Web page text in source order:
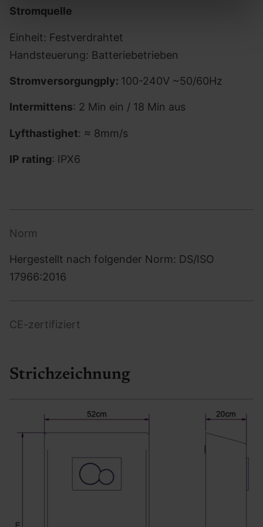
Stromquelle
Einheit: Festverdrahtet
Handsteuerung: Batteriebetrieben
Stromversorgungply: 100-240V ~50/60Hz
Intermittens: 2 Min ein / 18 Min aus
Lyfthastighet: ≈ 8mm/s
IP rating: IPX6
Norm
Hergestellt nach folgender Norm: DS/ISO
17966:2016
CE-zertifiziert
Strichzeichnung